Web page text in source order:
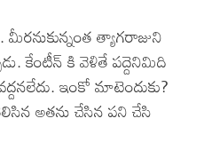
మీరనుకున్నంత త్యాగరాజుని
కేంటీన్ కి వెళితే పద్దెనిమిది
ఇంకో మాటెందుకు?
అతను చేసిన పని చేసి